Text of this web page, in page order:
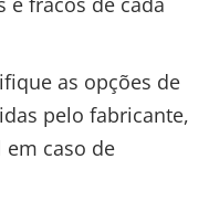
as opções de
pelo fabricante,
caso de